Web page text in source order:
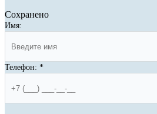
Сохранено
Имя:
Телефон: *